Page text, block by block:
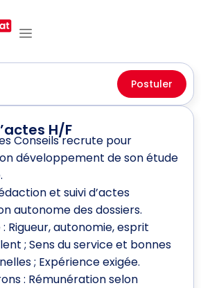
Postuler
H/F
Conseils recrute pour
développement de son étude
et suivi d’actes
autonome des dossiers.
Rigueur, autonomie, esprit
; Sens du service et bonnes
; Expérience exigée.
: Rémunération selon